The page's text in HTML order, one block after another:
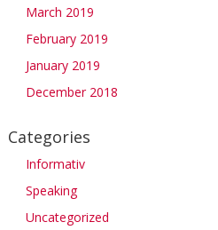
March 2019
February 2019
January 2019
December 2018
Categories
Informativ
Speaking
Uncategorized